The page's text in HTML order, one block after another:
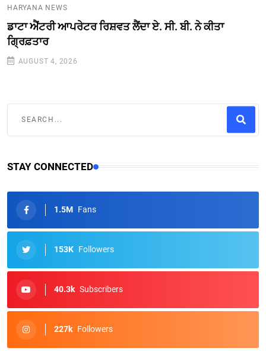
HARYANA NEWS
ਡਾਟਾ ਐਂਟਰੀ ਆਪਰੇਟਰ ਰਿਸ਼ਵਤ ਲੈਂਦਾ ਏ. ਸੀ. ਬੀ. ਨੇ ਕੀਤਾ
ਗ੍ਰਿਫ਼ਤਾਰ
AUGUST 4, 2026
STAY CONNECTED
1.5M Fans
153K Followers
40.3k Subscribers
227k Followers